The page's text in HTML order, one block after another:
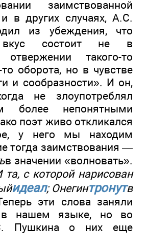
заимствованной
в других случаях, А.С.
из убеждения, что
вкус состоит не в
отвержении такого-то
то оборота, но в чувстве
и сообразности». И он,
не злоупотреблял
более непонятными
поэт живо откликался
у него мы находим
тогда заимствования —
в значении «волновать».
та, с которой нарисован
идеал; Онегинтронутв
эти слова заняли
в нашем языке, но во
Пушкина о них еще